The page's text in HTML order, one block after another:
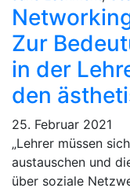
Zur
in der
den
25. Februar 2021
„Lehrer müssen
austauschen und
über soziale